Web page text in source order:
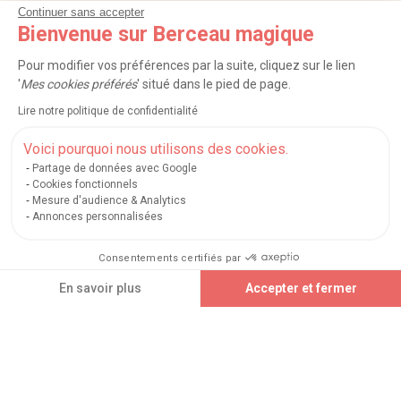
Continuer sans accepter
Bienvenue sur Berceau magique
Pour modifier vos préférences par la suite, cliquez sur le lien
'Mes cookies préférés' situé dans le pied de page.
Lire notre politique de confidentialité
Voici pourquoi nous utilisons des cookies.
Partage de données avec Google
Cookies fonctionnels
Mesure d'audience & Analytics
Annonces personnalisées
Consentements certifiés par
En savoir plus Accepter et fermer
Ajouter au panier
NOS SERVICES
À PROPOS
LISTES CADEAUX
Service après-vente|FAQ|Rappels de produits|Protection des données
Nos moyens de paiement sécurisés